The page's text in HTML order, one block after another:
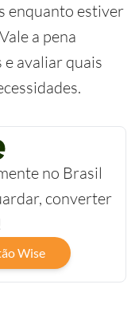
enquanto estiver
a pena
avaliar quais
no Brasil
converter
Wise